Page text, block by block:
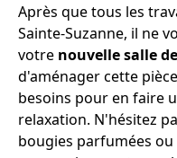
Après que tous les
Sainte-Suzanne, il ne
votre nouvelle salle
d'aménager cette
besoins pour en faire
relaxation. N'hésitez
bougies parfumées